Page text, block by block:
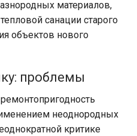
материалов,
санации старого
объектов нового
проблемы
неоднородных
критике